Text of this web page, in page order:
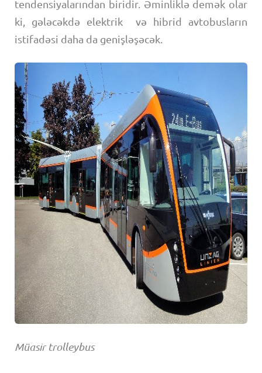
tendensiyalarından biridir. Əminliklə demək olar
ki, gələcəkdə elektrik və hibrid avtobusların
istifadəsi daha da genişləşəcək.
Müasir trolleybus